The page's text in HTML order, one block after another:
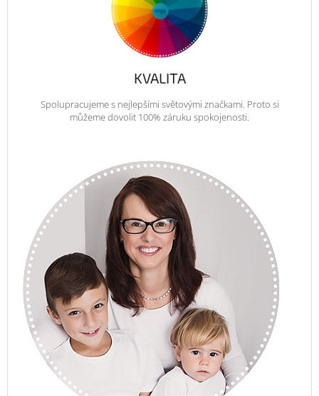
KVALITA
Spolupracujeme s nejlepšími světovými značkami. Proto si
můžeme dovolit 100% záruku spokojenosti.